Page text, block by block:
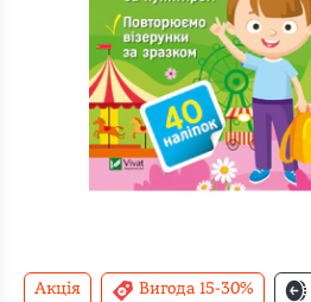
Акція Вигода 15-30%